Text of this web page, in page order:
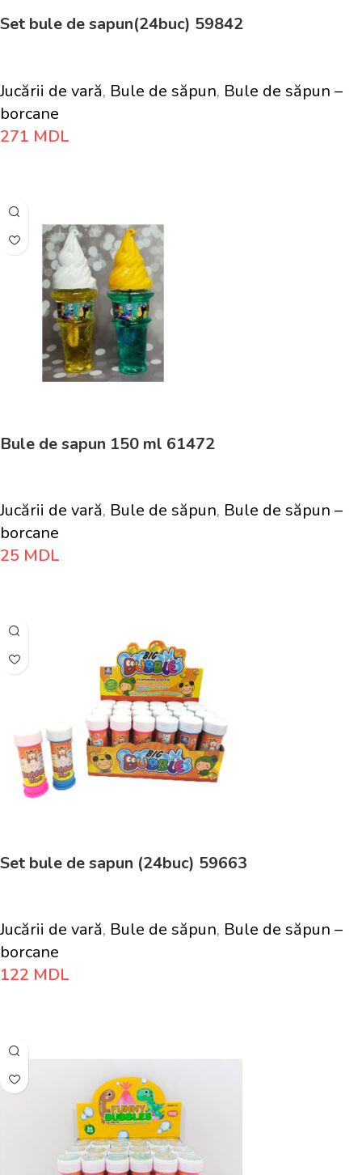
Set bule de sapun(24buc) 59842
Jucării de vară, Bule de săpun, Bule de săpun –
borcane
271 MDL
Bule de sapun 150 ml 61472
Jucării de vară, Bule de săpun, Bule de săpun –
borcane
25 MDL
Set bule de sapun (24buc) 59663
Jucării de vară, Bule de săpun, Bule de săpun –
borcane
122 MDL